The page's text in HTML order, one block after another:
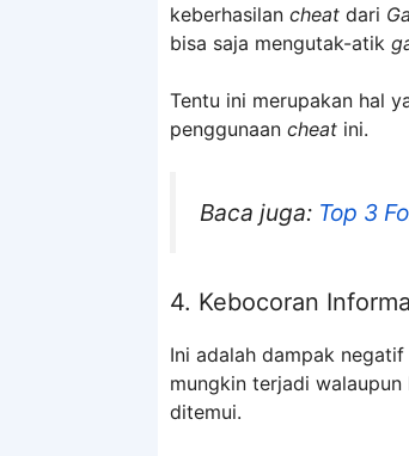
keberhasilan cheat dari
bisa saja mengutak-atik
Tentu ini merupakan hal
penggunaan cheat ini.
Baca juga: Top 3
4. Kebocoran
Ini adalah dampak
mungkin terjadi
ditemui.